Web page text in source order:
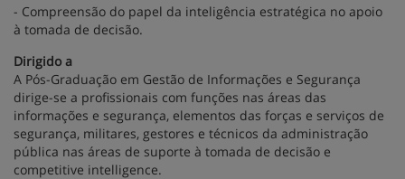
- Compreensão do papel da inteligência estratégica no apoio
à tomada de decisão.
Dirigido a
A Pós-Graduação em Gestão de Informações e Segurança
dirige-se a profissionais com funções nas áreas das
informações e segurança, elementos das forças e serviços de
segurança, militares, gestores e técnicos da administração
pública nas áreas de suporte à tomada de decisão e
competitive intelligence.